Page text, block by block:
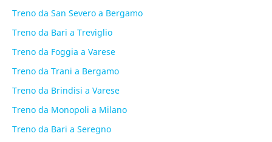
Treno da San Severo a Bergamo
Treno da Bari a Treviglio
Treno da Foggia a Varese
Treno da Trani a Bergamo
Treno da Brindisi a Varese
Treno da Monopoli a Milano
Treno da Bari a Seregno